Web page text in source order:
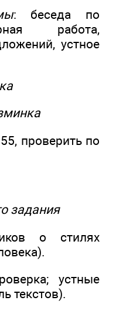
: беседа по
работа,
устное
проверить по
задания
о стилях
устные
текстов).